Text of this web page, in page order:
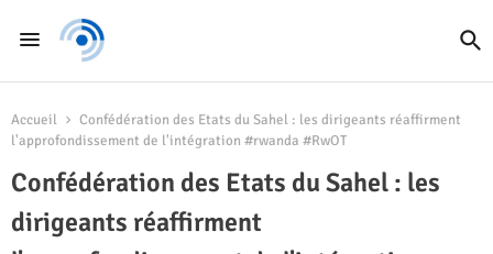
Accueil
Confédération des Etats du Sahel : les dirigeants réaffirment
l'approfondissement de l'intégration #rwanda #RwOT
Confédération des Etats du Sahel : les
dirigeants réaffirment